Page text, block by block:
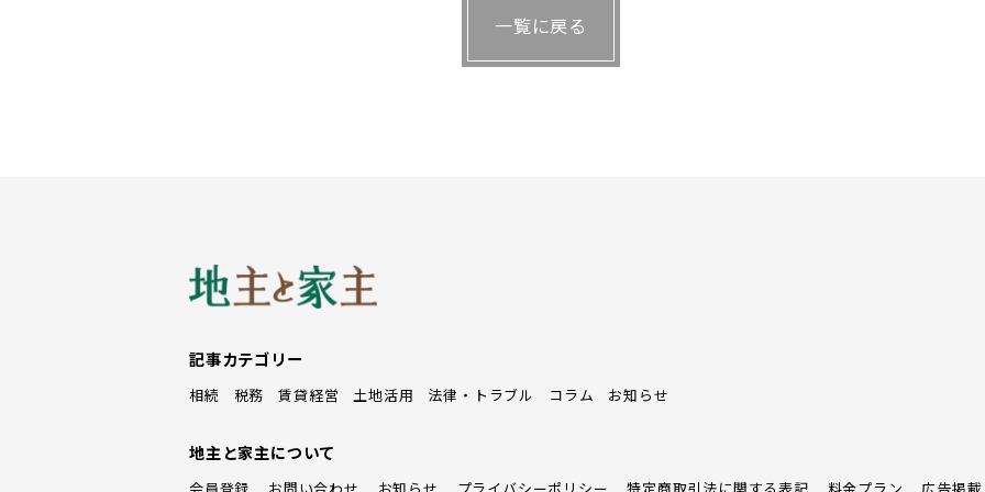
築くことが大切になるという。原状回復についてはテナントと話し合いになることが
多いため、関係性が良いと対話がスムーズに進むからだ。
○契約時の設備の状態を再現するために写真を撮っておく
○テナントと良好な関係を築く
時代の変化に応じたテナント
一覧に戻る
記事カテゴリー
相続 税務 賃貸経営 土地活用 法律・トラブル コラム お知らせ
地主と家主について